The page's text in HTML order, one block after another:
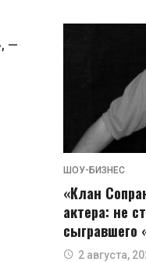
—
ШОУ-БИЗНЕС
«Клан
актера: не
сыгравшего
2 августа,